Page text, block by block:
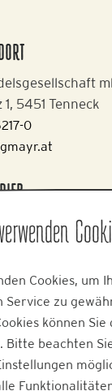
5451 Tenneck
0
& Co KG
27, 4800
Cookies, um
Service zu
können Sie
Bitte beachten